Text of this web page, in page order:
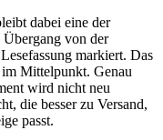
dabei eine der
von der
markiert. Das
Mittelpunkt. Genau
wird nicht neu
die besser zu Versand,
passt.